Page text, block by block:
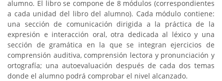
alumno. El libro se compone de 8 módulos (correspondientes
a cada unidad del libro del alumno). Cada módulo contiene:
una sección de comunicación dirigida a la práctica de la
expresión e interacción oral, otra dedicada al léxico y una
sección de gramática en la que se integran ejercicios de
comprensión auditiva, comprensión lectora y pronunciación y
ortografía; una autoevaluación después de cada dos temas
donde el alumno podrá comprobar el nivel alcanzado.